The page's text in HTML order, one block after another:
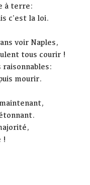
à terre:
c'est la loi.
voir Naples,
tous courir !
raisonnables:
mourir.
!